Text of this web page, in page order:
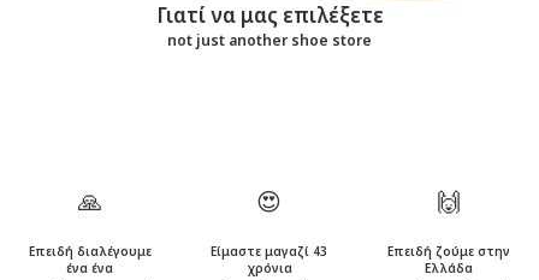
Γιατί να μας επιλέξετε
not just another shoe store
🙏
Επειδή διαλέγουμε
ένα ένα
😍
Είμαστε μαγαζί 43
χρόνια
🙌
Επειδή ζούμε στην
Ελλάδα